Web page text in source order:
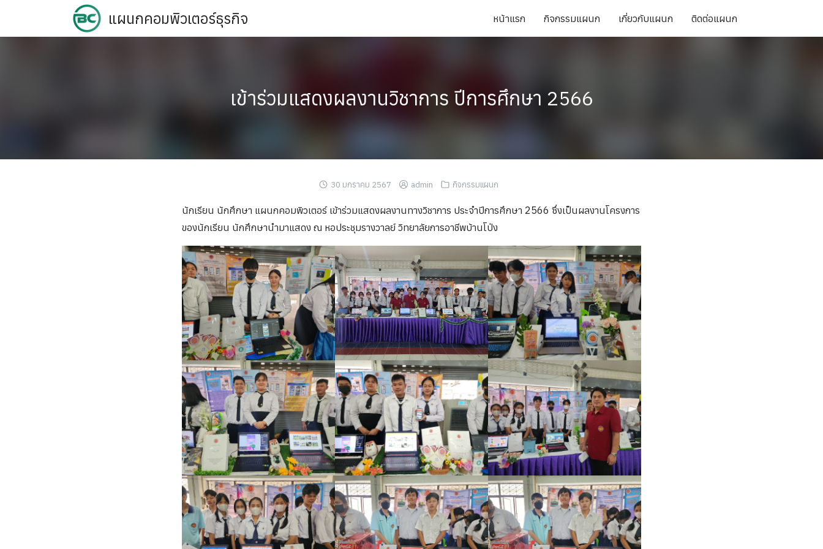
content
แผนกคอมพิวเตอร์ธุรกิจ หน้าแรก กิจกรรมแผนก เกี่ยวกับแผนก ติดต่อแผนก
Search
for:
Search
เข้าร่วมแสดงผลงานวิชาการ ปีการศึกษา 2566
30 มกราคม 2567 admin กิจกรรมแผนก
นักเรียน นักศึกษา แผนกคอมพิวเตอร์ เข้าร่วมแสดงผลงานทางวิชาการ ประจำปีการศึกษา 2566 ซึ่งเป็นผลงานโครงการ
ของนักเรียน นักศึกษานำมาแสดง ณ หอประชุมรางวาลย์ วิทยาลัยการอาชีพบ้านโป่ง